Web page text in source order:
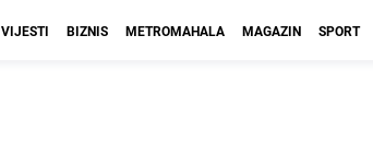
VIJESTI BIZNIS METROMAHALA MAGAZIN SPORT